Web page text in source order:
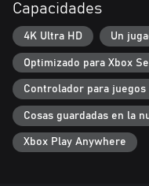
Capacidades
4K Ultra HD Un
Optimizado para Xbox
Controlador para juegos
Cosas guardadas en la
Xbox Play Anywhere